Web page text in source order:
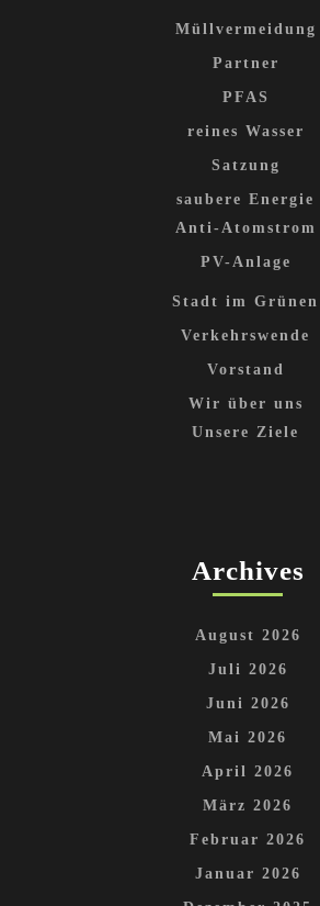
Müllvermeidung
Partner
PFAS
reines Wasser
Satzung
saubere Energie
Anti-Atomstrom
PV-Anlage
Stadt im Grünen
Verkehrswende
Vorstand
Wir über uns
Unsere Ziele
Archives
August 2026
Juli 2026
Juni 2026
Mai 2026
April 2026
März 2026
Februar 2026
Januar 2026